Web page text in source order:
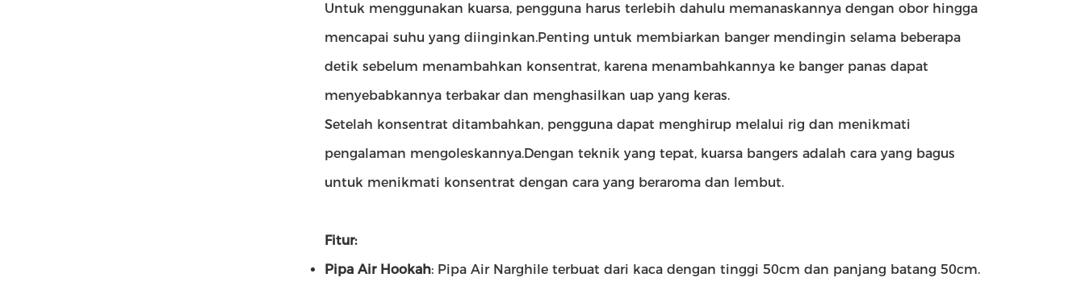
Untuk menggunakan kuarsa, pengguna harus terlebih dahulu memanaskannya dengan obor hingga
mencapai suhu yang diinginkan.Penting untuk membiarkan banger mendingin selama beberapa
detik sebelum menambahkan konsentrat, karena menambahkannya ke banger panas dapat
menyebabkannya terbakar dan menghasilkan uap yang keras.
Setelah konsentrat ditambahkan, pengguna dapat menghirup melalui rig dan menikmati
pengalaman mengoleskannya.Dengan teknik yang tepat, kuarsa bangers adalah cara yang bagus
untuk menikmati konsentrat dengan cara yang beraroma dan lembut.
Fitur:
Pipa Air Hookah: Pipa Air Narghile terbuat dari kaca dengan tinggi 50cm dan panjang batang 50cm.